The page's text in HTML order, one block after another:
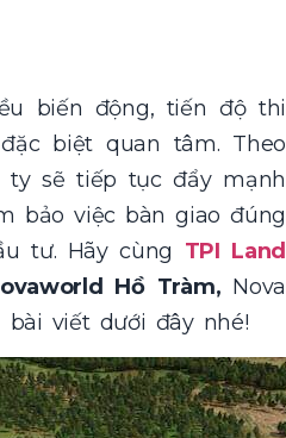
biến động, tiến độ thi
biệt quan tâm. Theo
ty sẽ tiếp tục đẩy mạnh
bảo việc bàn giao đúng
tư. Hãy cùng TPI Land
Hồ Tràm, Nova
viết dưới đây nhé!